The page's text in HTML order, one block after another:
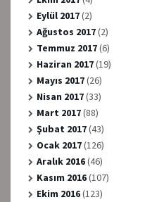
Eylül 2017(2)
Ağustos 2017(2)
Temmuz 2017(6)
Haziran 2017(19)
Mayıs 2017(26)
Nisan 2017(33)
Mart 2017(88)
Şubat 2017(43)
Ocak 2017(126)
Aralık 2016(46)
Kasım 2016(107)
Ekim 2016(123)